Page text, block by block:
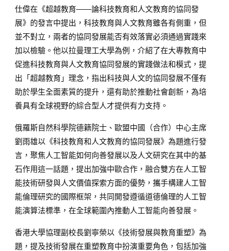
仕偉在《超越教育——論科技教育和人文教育的協同發
展》的發言中提出，科技教育與人文教育雖各有側重，但
並不對立，兩者的協同發展能否有效落實必須通過實踐來
加以檢驗。他以拉曼理工大學為例，介紹了在大專教育中
促進科技教育與人文教育協同發展的實踐做法和模式，提
出「超越教育」理念，指出科技與人文的協同發展不僅有
助於學生全面素質的提升，還有助於推動社會創新，為培
養具有全球視野的綜合型人才提供有力支持。
俄羅斯自然科學院德籍院士、歐盟中國（合作）中心主席
劉雨雄以《科技教育和人文教育的協同發展》為題進行發
言，聚焦人工智能如何向善發展以及人文研究在其中的基
石作用這一話題，提出加強中歐合作，融合雙方在人工智
能技術研發與人文價值探索方面的優勢，攜手構建人工智
能倫理研究的國際框架，共同開發遵循道德倫理的人工智
能演算法標準，在全球範圍內推動人工智能向善發展。
香港大學協理副校長劉寧榮以《技術發展與教育重塑》為
題，提及技術發展在重塑教育中扮演重要角色，包括加強